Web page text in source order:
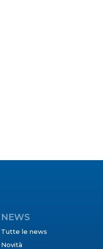
NEWS
Tutte le news
Novità